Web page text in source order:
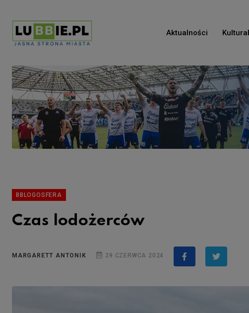
Aktualności
BBLOGOSFERA
Czas lodożerców
MARGARETT ANTONIK 29 CZERWCA 2024